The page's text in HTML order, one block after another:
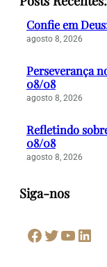
Confie em
agosto 8, 2026
Perseverança
08/08
agosto 8, 2026
Refletindo
08/08
agosto 8, 2026
Siga-nos
Facebook Twitter Youtube LinkedIn